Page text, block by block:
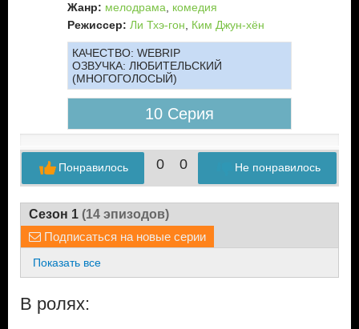
Жанр: мелодрама, комедия
Режиссер: Ли Тхэ-гон, Ким Джун-хён
КАЧЕСТВО: WEBRIP
ОЗВУЧКА: ЛЮБИТЕЛЬСКИЙ
(МНОГОГОЛОСЫЙ)
10 Серия
0 0 Не понравилось
Понравилось
Сезон 1 (14 эпизодов)
Подписаться на новые серии
Показать все
В ролях: